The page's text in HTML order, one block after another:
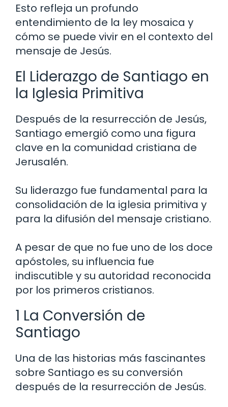
Esto refleja un profundo
entendimiento de la ley mosaica y
cómo se puede vivir en el contexto del
mensaje de Jesús.
El Liderazgo de Santiago en
la Iglesia Primitiva
Después de la resurrección de Jesús,
Santiago emergió como una figura
clave en la comunidad cristiana de
Jerusalén.
Su liderazgo fue fundamental para la
consolidación de la iglesia primitiva y
para la difusión del mensaje cristiano.
A pesar de que no fue uno de los doce
apóstoles, su influencia fue
indiscutible y su autoridad reconocida
por los primeros cristianos.
1 La Conversión de
Santiago
Una de las historias más fascinantes
sobre Santiago es su conversión
después de la resurrección de Jesús.